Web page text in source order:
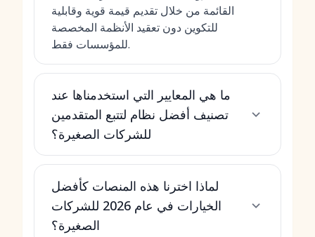
القائمة من خلال تقديم قيمة قوية وقابلية
للتكوين دون تعقيد الأنظمة المخصصة
للمؤسسات فقط.
ما هي المعايير التي استخدمناها عند
تصنيف أفضل نظام لتتبع المتقدمين
للشركات الصغيرة؟
لماذا اخترنا هذه المنصات كأفضل
الخيارات في عام 2026 للشركات
الصغيرة؟